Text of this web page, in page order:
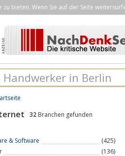
bieten. Wenn Sie auf der Seite
32 Branchen gefunden
& Software
(425)
(136)